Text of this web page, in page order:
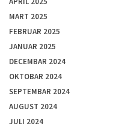
MART 2025
FEBRUAR 2025
JANUAR 2025
DECEMBAR 2024
OKTOBAR 2024
SEPTEMBAR 2024
AUGUST 2024
JULI 2024